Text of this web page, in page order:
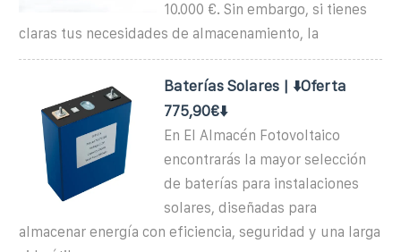
10.000 €. Sin embargo, si tienes
claras tus necesidades de almacenamiento, la
Baterías Solares | ⬇️Oferta
775,90€⬇️
En El Almacén Fotovoltaico
encontrarás la mayor selección
de baterías para instalaciones
solares, diseñadas para
almacenar energía con eficiencia, seguridad y una larga